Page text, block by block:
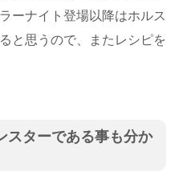
ーナイト登場以降はホルス
と思うので、またレシピを
スターである事も分か